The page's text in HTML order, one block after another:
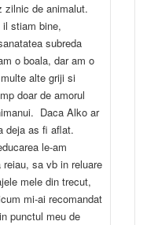
zilnic de animalut.
stiam bine,
subreda
o boala, dar am o
alte griji si
doar de amorul
Daca Alko ar
deja as fi aflat.
le-am
sa vb in reluare
mele din trecut,
mi-ai recomandat
punctul meu de